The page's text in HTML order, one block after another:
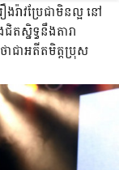
ង​រ៉ាវ​ប្រែ​ជា​មិន​ល្អ នៅ​
ស្និទ្ធ​នឹង​តារា​
ា​ជា​អតីត​មិត្ត​ប្រុស​